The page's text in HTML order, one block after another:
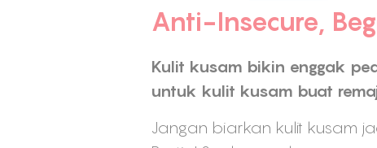
Anti-Insecure,
Kulit kusam bikin enggak
untuk kulit kusam buat
Jangan biarkan kulit kusam